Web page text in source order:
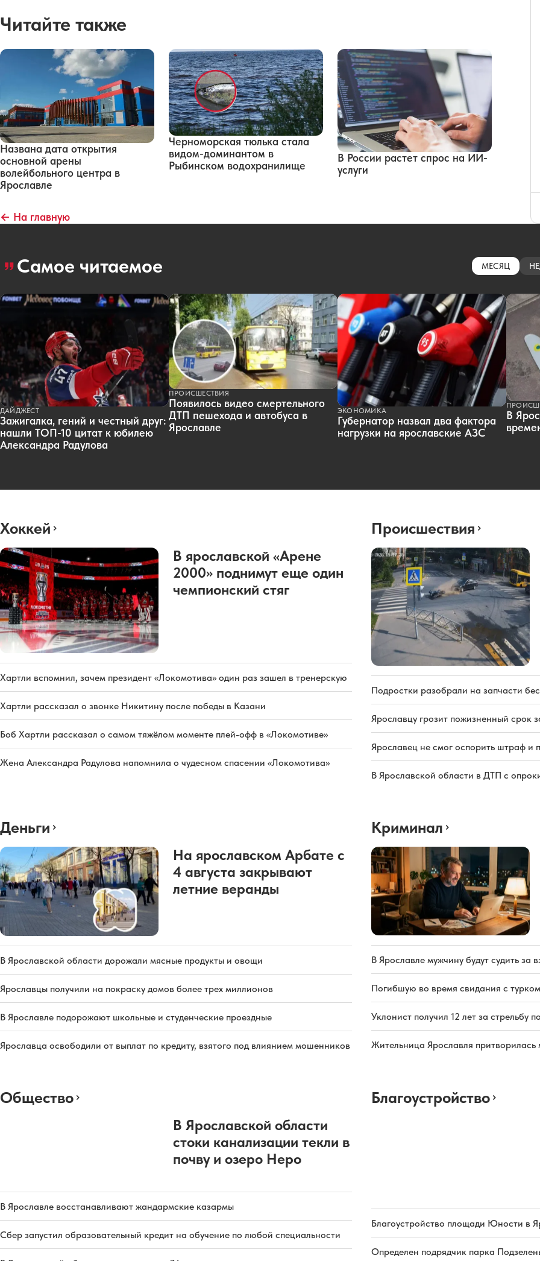
Читайте также
Названа дата открытия
основной арены
волейбольного центра в
Ярославле
Черноморская тюлька стала
видом-доминантом в
Рыбинском водохранилище
В России растет спрос на ИИ-
услуги
← На главную
Самое читаемое МЕСЯЦ
ДАЙДЖЕСТ
Зажигалка, гений и честный друг:
нашли ТОП-10 цитат к юбилею
Александра Радулова
ПРОИСШЕСТВИЯ
Появилось видео смертельного
ДТП пешехода и автобуса в
Ярославле
ЭКОНОМИКА
Губернатор назвал два фактора
нагрузки на ярославские АЗС
В
Хоккей
В ярославской «Арене
2000» поднимут еще один
чемпионский стяг
Хартли вспомнил, зачем президент «Локомотива» один раз зашел в тренерскую
Хартли рассказал о звонке Никитину после победы в Казани
Боб Хартли рассказал о самом тяжёлом моменте плей-офф в «Локомотиве»
Жена Александра Радулова напомнила о чудесном спасении «Локомотива»
Происшествия
Подростки разобрали на запчасти
Ярославцу грозит пожизненный срок
Ярославец не смог оспорить штраф и
В Ярославской области в ДТП с
Деньги
На ярославском Арбате с
4 августа закрывают
летние веранды
В Ярославской области дорожали мясные продукты и овощи
Ярославцы получили на покраску домов более трех миллионов
В Ярославле подорожают школьные и студенческие проездные
Ярославца освободили от выплат по кредиту, взятого под влиянием мошенников
Криминал
В Ярославле мужчину будут судить за
Погибшую во время свидания с
Уклонист получил 12 лет за стрельбу
Жительница Ярославля
Общество
В Ярославской области
стоки канализации текли в
почву и озеро Неро
В Ярославле восстанавливают жандармские казармы
Сбер запустил образовательный кредит на обучение по любой специальности
Благоустройство
Благоустройство площади Юности в
Определен подрядчик парка